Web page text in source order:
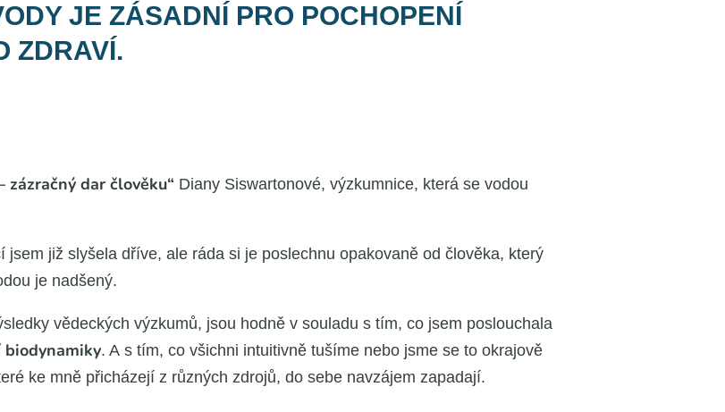
JE ZÁSADNÍ PRO POCHOPENÍ
ZDRAVÍ.
zázrač­ný dar člo­vě­ku“ Dia­ny Sis­war­to­no­vé, výzkum­ni­ce, kte­rá se vodou
již sly­še­la dří­ve, ale ráda si je poslech­nu opa­ko­va­ně od člo­vě­ka, kte­rý
je nad­še­ný.
vědec­kých výzku­mů, jsou hod­ně v sou­la­du s tím, co jsem poslou­cha­la
. A s tím, co všich­ni intu­i­tiv­ně tuší­me nebo jsme se to okra­jo­vě
ke mně při­chá­ze­jí z růz­ných zdro­jů, do sebe navzá­jem zapa­da­jí.